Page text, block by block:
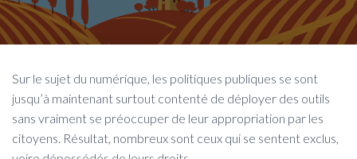
Sur le sujet du numérique, les politiques publiques se sont
jusqu’à maintenant surtout contenté de déployer des outils
sans vraiment se préoccuper de leur appropriation par les
citoyens. Résultat, nombreux sont ceux qui se sentent exclus,